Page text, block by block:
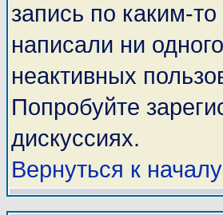
запись по каким-
написали ни
неактивных
Попробуйте
дискуссиях.
Вернуться к началу